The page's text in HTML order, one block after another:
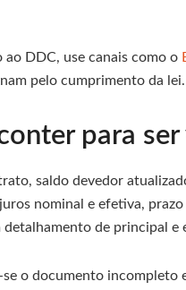
DDC, use canais como o
pelo cumprimento da lei.
para ser
saldo devedor
nominal e efetiva,
de principal
o documento incompleto